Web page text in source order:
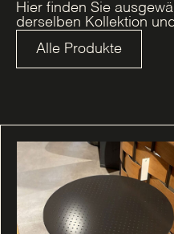
Hier finden Sie
derselben Kollektion
Alle Produkte